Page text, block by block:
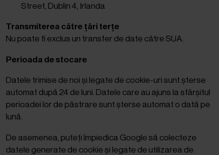
Street, Dublin 4, Irlanda
Transmiterea către țări terțe
Nu poate fi exclus un transfer de date către SUA.
Perioada de stocare
Datele trimise de noi și legate de cookie-uri sunt șterse
automat după 24 de luni. Datele care au ajuns la sfârșitul
perioadei lor de păstrare sunt șterse automat o dată pe
lună.
De asemenea, puteți împiedica Google să colecteze
datele generate de cookie și legate de utilizarea de